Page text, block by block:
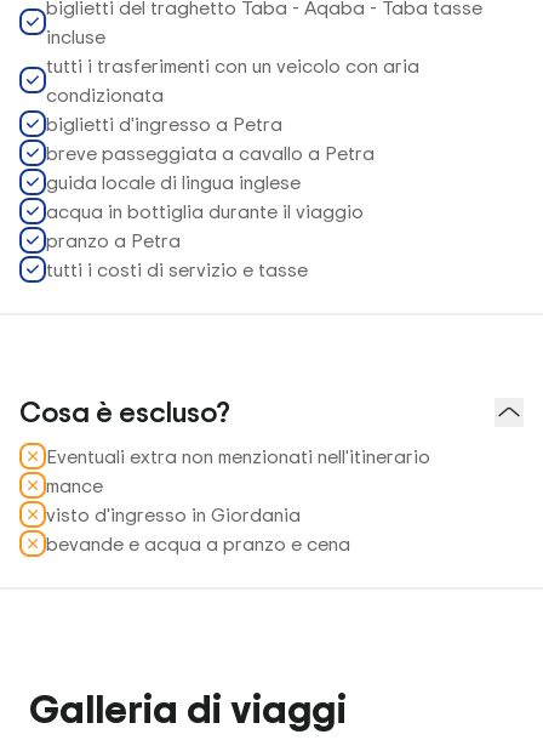
biglietti del traghetto Taba - Aqaba - Taba tasse
incluse
tutti i trasferimenti con un veicolo con aria
condizionata
biglietti d'ingresso a Petra
breve passeggiata a cavallo a Petra
guida locale di lingua inglese
acqua in bottiglia durante il viaggio
pranzo a Petra
tutti i costi di servizio e tasse
Cosa è escluso?
Eventuali extra non menzionati nell'itinerario
mance
visto d'ingresso in Giordania
bevande e acqua a pranzo e cena
Galleria di viaggi